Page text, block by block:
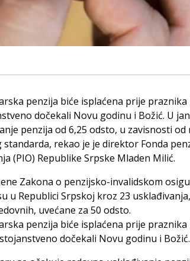
penzija biće isplaćena prije
dočekali Novu godinu i Božić. U
penzija od 6,25 odsto, u zavisnosti od
standarda, rekao je je direktor Fonda
(PIO) Republike Srpske Mladen Milić.
Zakona o penzijsko-invalidskom
u Republici Srpskoj kroz 23
uvećane za 50 odsto.
penzija biće isplaćena prije
dočekali Novu godinu i Božić.